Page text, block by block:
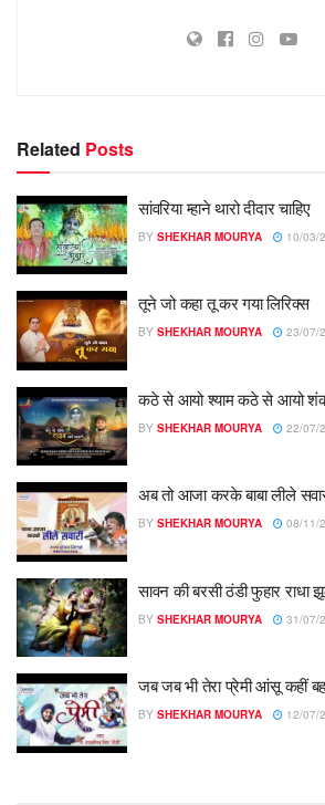
Related Posts
सांवरिया म्हाने थारो दीदार चाहिए
BY SHEKHAR MOURYA 10/03/
तूने जो कहा तू कर गया लिरिक्स
BY SHEKHAR MOURYA 23/07/
कठे से आयो श्याम कठे से आयो
BY SHEKHAR MOURYA 22/07/
अब तो आजा करके बाबा लीले
BY SHEKHAR MOURYA 08/11/
सावन की बरसी ठंडी फुहार राधा
BY SHEKHAR MOURYA 31/07/
जब जब भी तेरा प्रेमी आंसू कहीं
BY SHEKHAR MOURYA 12/07/